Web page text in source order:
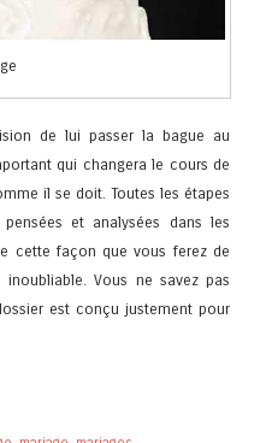
de lui passer la bague au
qui changera le cours de
il se doit. Toutes les étapes
et analysées dans les
cette façon que vous ferez de
Vous ne savez pas
est conçu justement pour